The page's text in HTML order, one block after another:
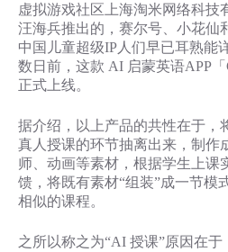
虚拟游戏社区上海淘米网络科技
汪海兵推出的，赛尔号、小花仙
中国儿童超级IP人们早已耳熟能
数日前，这款 AI 启蒙英语APP
正式上线。
据介绍，以上产品的共性在于，
真人授课的环节抽离出来，制作
师、动画等素材，根据学生上课
馈，将既有素材“组装”成一节模
相似的课程。
之所以称之为“AI 授课”原因在于